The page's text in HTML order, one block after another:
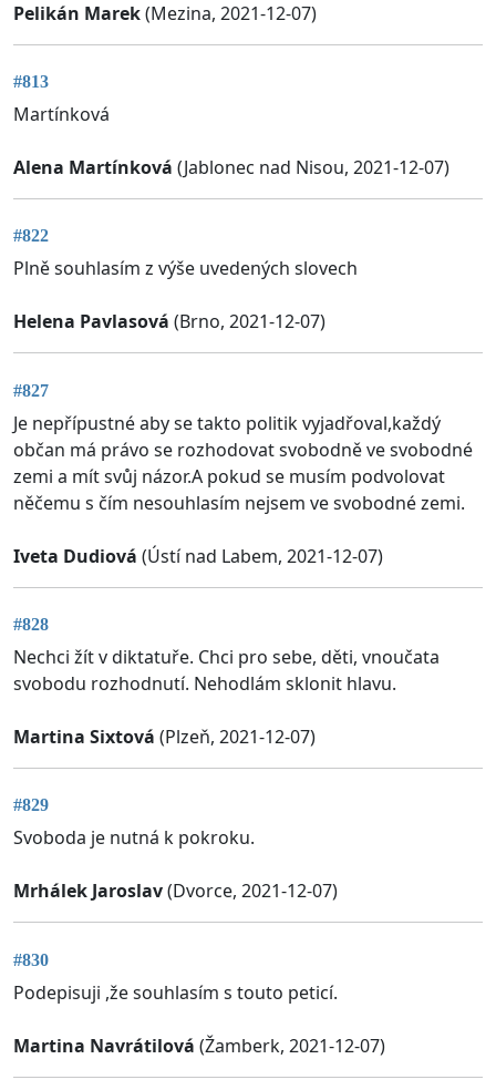
Pelikán Marek(Mezina, 2021-12-07)
#813
Martínková
Alena Martínková (Jablonec nad Nisou, 2021-12-07)
#822
Plně souhlasím z výše uvedených slovech
Helena Pavlasová (Brno, 2021-12-07)
#827
Je nepřípustné aby se takto politik vyjadřoval,každý
občan má právo se rozhodovat svobodně ve svobodné
zemi a mít svůj názor.A pokud se musím podvolovat
něčemu s čím nesouhlasím nejsem ve svobodné zemi.
Iveta Dudiová (Ústí nad Labem, 2021-12-07)
#828
Nechci žít v diktatuře. Chci pro sebe, děti, vnoučata
svobodu rozhodnutí. Nehodlám sklonit hlavu.
Martina Sixtová (Plzeň, 2021-12-07)
#829
Svoboda je nutná k pokroku.
Mrhálek Jaroslav(Dvorce, 2021-12-07)
#830
Podepisuji ,že souhlasím s touto peticí.
Martina Navrátilová (Žamberk, 2021-12-07)